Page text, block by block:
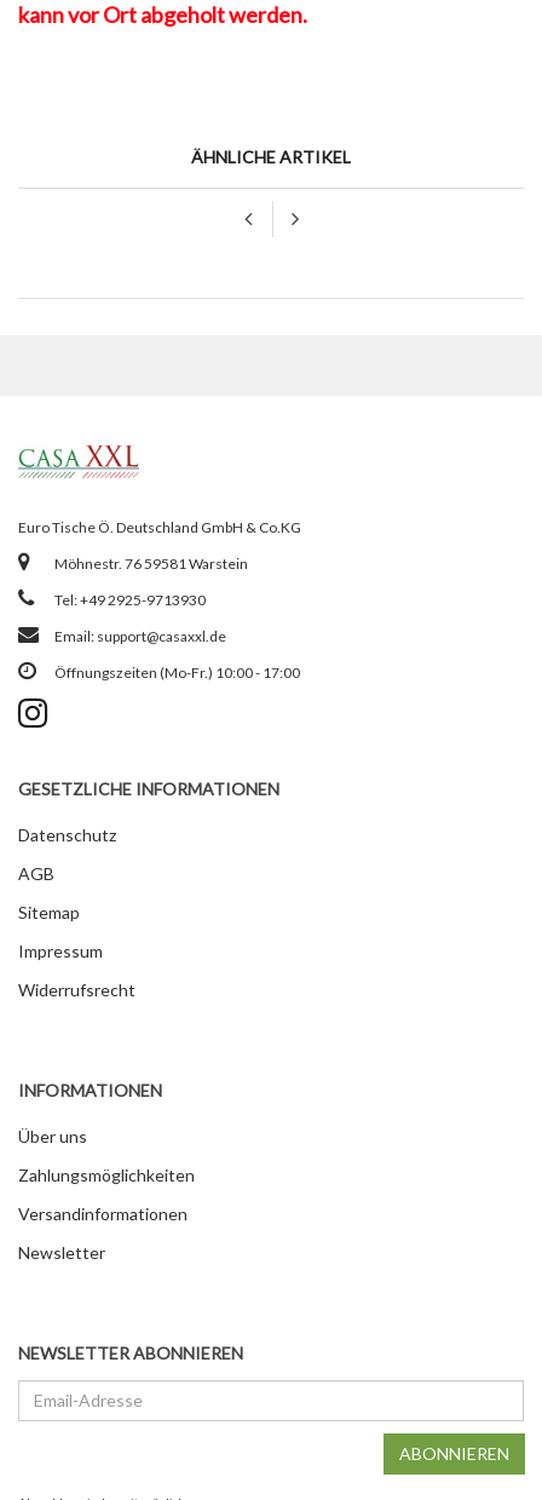
kann vor Ort abgeholt werden.
ÄHNLICHE ARTIKEL
Euro Tische Ö. Deutschland GmbH & Co.KG
Möhnestr. 76 59581 Warstein
Tel: +49 2925-9713930
Email: support@casaxxl.de
Öffnungszeiten (Mo-Fr.) 10:00 - 17:00
GESETZLICHE INFORMATIONEN
Datenschutz
AGB
Sitemap
Impressum
Widerrufsrecht
INFORMATIONEN
Über uns
Zahlungsmöglichkeiten
Versandinformationen
Newsletter
NEWSLETTER ABONNIEREN
Adresse
ABONNIEREN